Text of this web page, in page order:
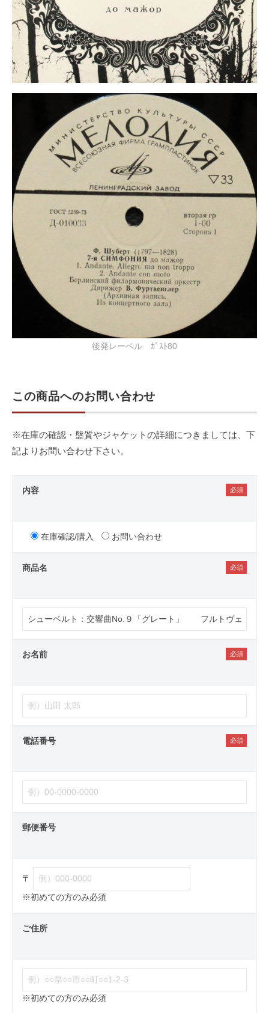
後発レーベル ｶﾞｽﾄ80
この商品へのお問い合わせ
※在庫の確認・盤質やジャケットの詳細につきましては、下
記よりお問い合わせ下さい。
内容
在庫確認/購入 お問い合わせ
商品名
お名前
電話番号
郵便番号
〒
※初めての方のみ必須
ご住所
※初めての方のみ必須